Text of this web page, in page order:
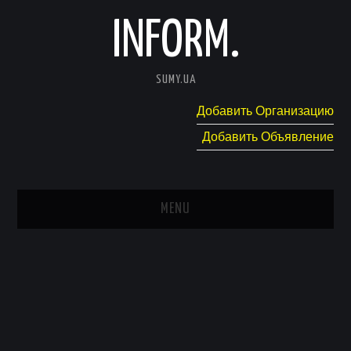
INFORM.
SUMY.UA
Добавить Организацию
Добавить Объявление
MENU